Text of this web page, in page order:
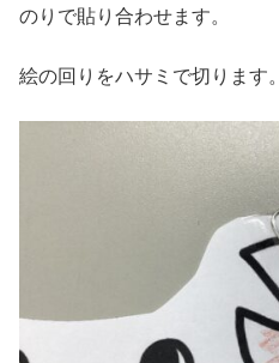
のりで貼り合わせます。
絵の回りをハサミで切ります。